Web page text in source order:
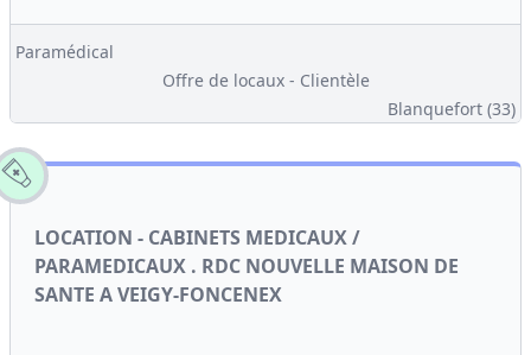
Paramédical
Offre de locaux - Clientèle
Blanquefort (33)
LOCATION - CABINETS MEDICAUX /
PARAMEDICAUX . RDC NOUVELLE MAISON DE
SANTE A VEIGY-FONCENEX